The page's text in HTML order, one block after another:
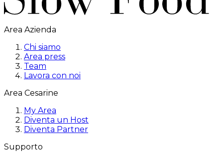
Area Azienda
Chi siamo
Area press
Team
Lavora con noi
Area Cesarine
My Area
Diventa un Host
Diventa Partner
Supporto